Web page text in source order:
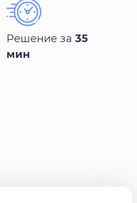
Решение за 35
мин